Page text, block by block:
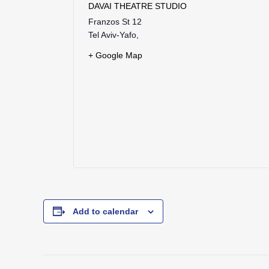
DAVAI THEATRE STUDIO
Franzos St 12
Tel Aviv-Yafo
+ Google Map
Add to calendar